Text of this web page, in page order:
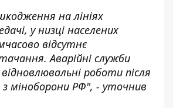
на лініях
у низці населених
відсутнє
Аварійні служби
роботи після
міноборони РФ", - уточнив